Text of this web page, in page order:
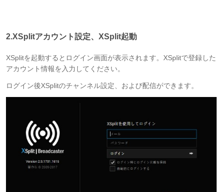
2.XSplitアカウント設定、XSplit起動
XSplitを起動するとログイン画面が表示されます。XSplitで登録した
アカウント情報を入力してください。
ログイン後XSplitのチャンネル設定、および配信ができます。